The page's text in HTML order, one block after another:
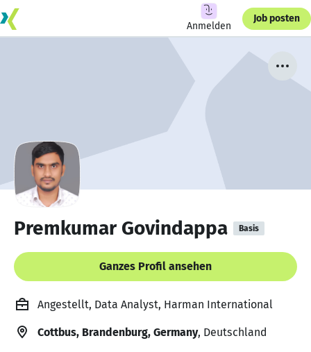
Anmelden
Job posten
Premkumar Govindappa Basis
Ganzes Profil ansehen
Angestellt, Data Analyst, Harman International
Cottbus, Brandenburg, Germany, Deutschland